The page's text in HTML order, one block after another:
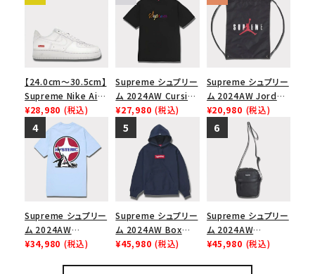
シーズンから探す
並び順
価格から探す
円 ～
在庫のない商品を表示する
絞り込んで検索する
【24.0cm～30.5cm】
Supreme Nike Air
Force 1 Low シュプ
リーム ナイキエアフォ
ース１スニーカー シ
ューズ ホワイト
¥28,980 (税込)
Supreme シュプリー
ム 2024AW Cursive
S/S Top カーシブシ
ョートスリーブトップ
Tシャツ ブラック 黒
¥27,980 (税込)
Supreme シュプリー
ム 2024AW Jordan
Drawstring Bag ジ
ョーダンドローストリ
ングバッグ バックパッ
ク ブラック 黒
¥20,980 (税込)
Supreme シュプリー
ム 2024AW
Hysteric Glamour
¥34,980 (税込)
Supreme シュプリー
ム 2024AW Box
Logo Hooded
¥45,980 (税込)
Supreme シュプリー
ム 2024AW
Leather Shoulder
¥45,980 (税込)